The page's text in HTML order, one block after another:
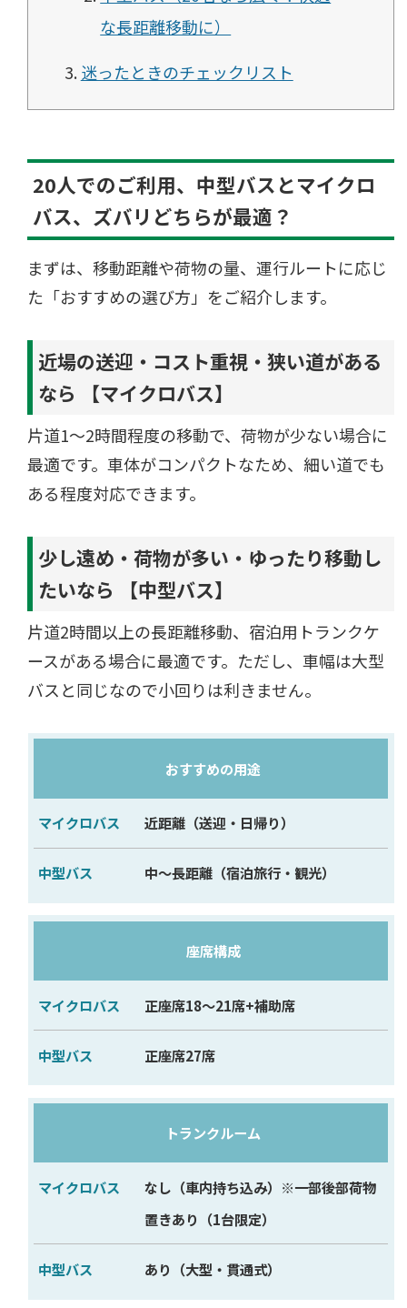
な長距離移動に）
迷ったときのチェックリスト
20人でのご利用、中型バスとマイクロ
バス、ズバリどちらが最適？
まずは、移動距離や荷物の量、運行ルートに応じ
た「おすすめの選び方」をご紹介します。
近場の送迎・コスト重視・狭い道がある
なら 【マイクロバス】
片道1〜2時間程度の移動で、荷物が少ない場合に
最適です。車体がコンパクトなため、細い道でも
ある程度対応できます。
少し遠め・荷物が多い・ゆったり移動し
たいなら 【中型バス】
片道2時間以上の長距離移動、宿泊用トランクケ
ースがある場合に最適です。ただし、車幅は大型
バスと同じなので小回りは利きません。
イ
ク
ロ
バ
中
型
バ
ス
おすすめの用途
近距離（送迎・日帰り）
中～長距離（宿泊旅行・観光）
座席構成
正座席18～21席+補助席
正座席27席
トランクルーム
なし（車内持ち込み）※一部後部荷物
置きあり（1台限定）
あり（大型・貫通式）